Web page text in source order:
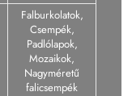
Falburkolatok,
Csempék,
Padlólapok,
Mozaikok,
Nagyméretű
falicsempék